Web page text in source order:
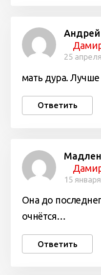
Андрей
25
мать дура. Лучше
Ответить
Мадлен
15
Она до
очнётся…
Ответить